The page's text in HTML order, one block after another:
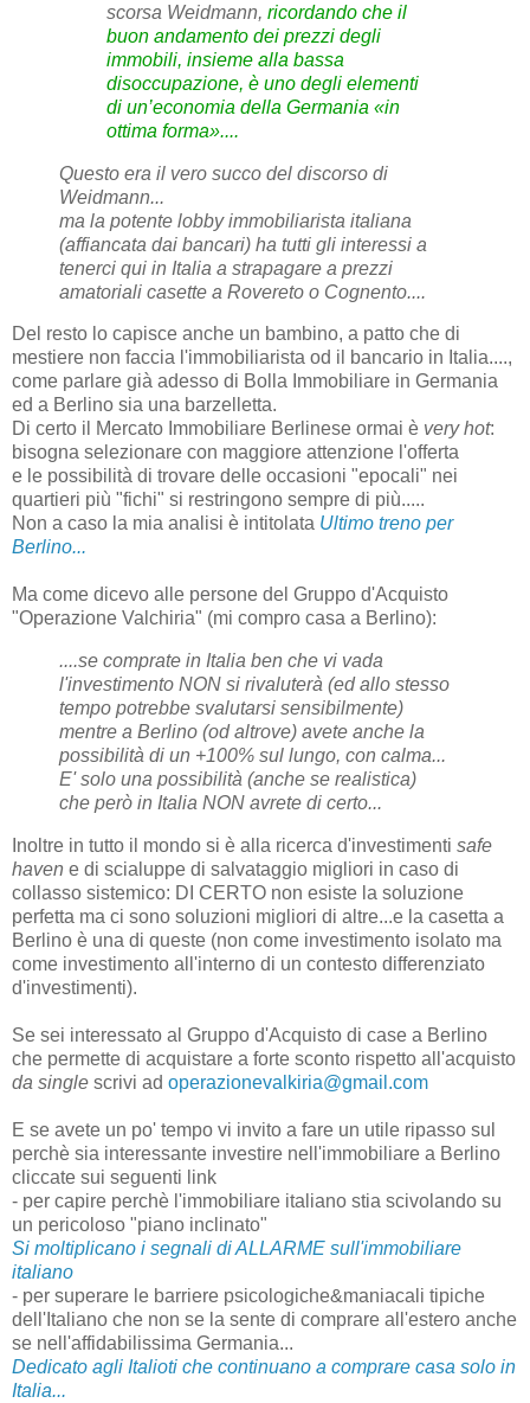
scorsa Weidmann, ricordando che il
buon andamento dei prezzi degli
immobili, insieme alla bassa
disoccupazione, è uno degli elementi
di un’economia della Germania «in
ottima forma»....
Questo era il vero succo del discorso di
Weidmann...
ma la potente lobby immobiliarista italiana
(affiancata dai bancari) ha tutti gli interessi a
tenerci qui in Italia a strapagare a prezzi
amatoriali casette a Rovereto o Cognento....
Del resto lo capisce anche un bambino, a patto che di
mestiere non faccia l'immobiliarista od il bancario in Italia....,
come parlare già adesso di Bolla Immobiliare in Germania
ed a Berlino sia una barzelletta.
Di certo il Mercato Immobiliare Berlinese ormai è very hot:
bisogna selezionare con maggiore attenzione l'offerta
e le possibilità di trovare delle occasioni "epocali" nei
quartieri più "fichi" si restringono sempre di più.....
Non a caso la mia analisi è intitolata Ultimo treno per
Berlino...
Ma come dicevo alle persone del Gruppo d'Acquisto
"Operazione Valchiria" (mi compro casa a Berlino):
....se comprate in Italia ben che vi vada
l'investimento NON si rivaluterà (ed allo stesso
tempo potrebbe svalutarsi sensibilmente)
mentre a Berlino (od altrove) avete anche la
possibilità di un +100% sul lungo, con calma...
E' solo una possibilità (anche se realistica)
che però in Italia NON avrete di certo...
Inoltre in tutto il mondo si è alla ricerca d'investimenti safe
haven e di scialuppe di salvataggio migliori in caso di
collasso sistemico: DI CERTO non esiste la soluzione
perfetta ma ci sono soluzioni migliori di altre...e la casetta a
Berlino è una di queste (non come investimento isolato ma
come investimento all'interno di un contesto differenziato
d'investimenti).
Se sei interessato al Gruppo d'Acquisto di case a Berlino
che permette di acquistare a forte sconto rispetto all'acquisto
da single scrivi ad operazionevalkiria@gmail.com
E se avete un po' tempo vi invito a fare un utile ripasso sul
perchè sia interessante investire nell'immobiliare a Berlino
cliccate sui seguenti link
- per capire perchè l'immobiliare italiano stia scivolando su
un pericoloso "piano inclinato"
Si moltiplicano i segnali di ALLARME sull'immobiliare
italiano
- per superare le barriere psicologiche&maniacali tipiche
dell'Italiano che non se la sente di comprare all'estero anche
se nell'affidabilissima Germania...
Dedicato agli Italioti che continuano a comprare casa solo in
Italia...